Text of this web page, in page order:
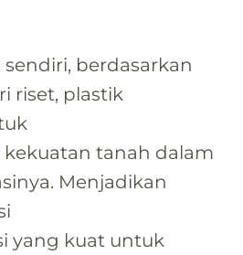
berdasarkan
riset, plastik
tanah dalam
Menjadikan
yang kuat untuk